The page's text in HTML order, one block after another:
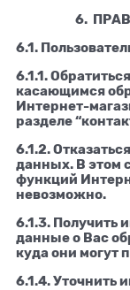
6.
6.1.
6.1.1.
касающимся
Интернет-
разделе
6.1.2.
данных. В этом
функций
невозможно.
6.1.3. Получить
данные о Вас
куда они могут
6.1.4. Уточнить